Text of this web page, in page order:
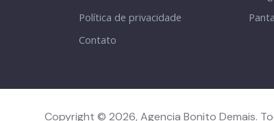
Política de privacidade
Contato
Copyright © 2026, Agencia Bonito Demais.